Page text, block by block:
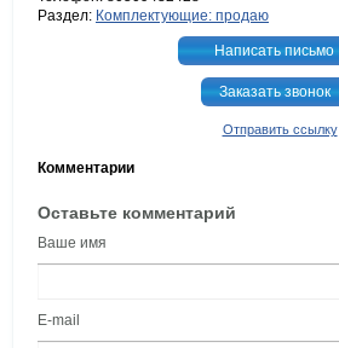
Раздел: Комплектующие: продаю
Написать письмо
Заказать звонок
Отправить ссылку
Комментарии
Оставьте комментарий
Ваше имя
E-mail